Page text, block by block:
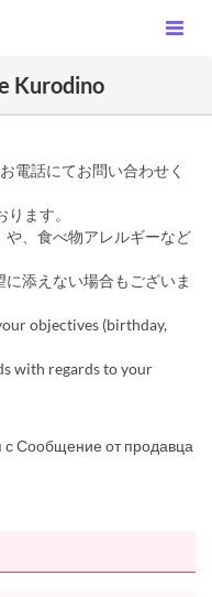
Kurodino
電話にてお問い合わせく
ます。
、食べ物アレルギーなど
添えない場合もございま
objectives (birthday,
with regards to your
с Сообщение от продавца